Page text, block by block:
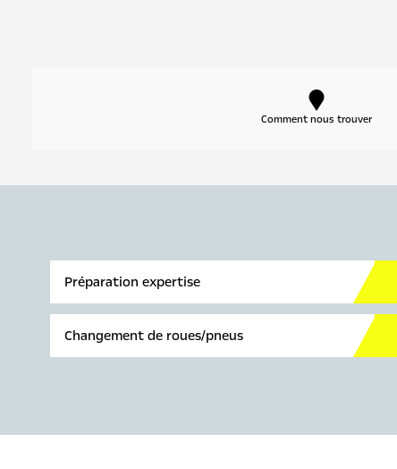
Comment nous trouver
Préparation expertise
Changement de roues/pneus